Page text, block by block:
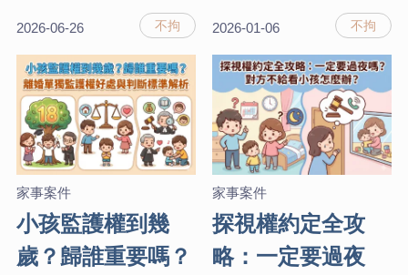
2026-06-26 不拘 2026-01-06 不拘
家事案件
小孩監護權到幾
歲？歸誰重要嗎？
家事案件
探視權約定全攻
略：一定要過夜